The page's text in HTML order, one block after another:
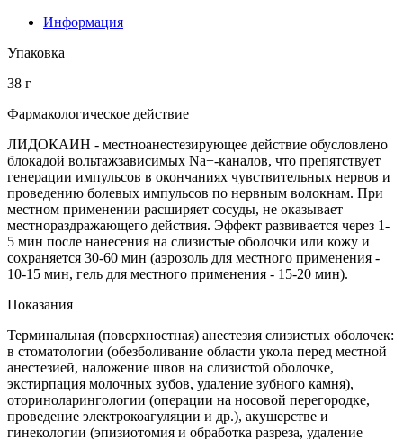
Информация
Упаковка
38 г
Фармакологическое действие
ЛИДОКАИН - местноанестезирующее действие обусловлено
блокадой вольтажзависимых Na+-каналов, что препятствует
генерации импульсов в окончаниях чувствительных нервов и
проведению болевых импульсов по нервным волокнам. При
местном применении расширяет сосуды, не оказывает
местнораздражающего действия. Эффект развивается через 1-
5 мин после нанесения на слизистые оболочки или кожу и
сохраняется 30-60 мин (аэрозоль для местного применения -
10-15 мин, гель для местного применения - 15-20 мин).
Показания
Терминальная (поверхностная) анестезия слизистых оболочек:
в стоматологии (обезболивание области укола перед местной
анестезией, наложение швов на слизистой оболочке,
экстирпация молочных зубов, удаление зубного камня),
оториноларингологии (операции на носовой перегородке,
проведение электрокоагуляции и др.), акушерстве и
гинекологии (эпизиотомия и обработка разреза, удаление